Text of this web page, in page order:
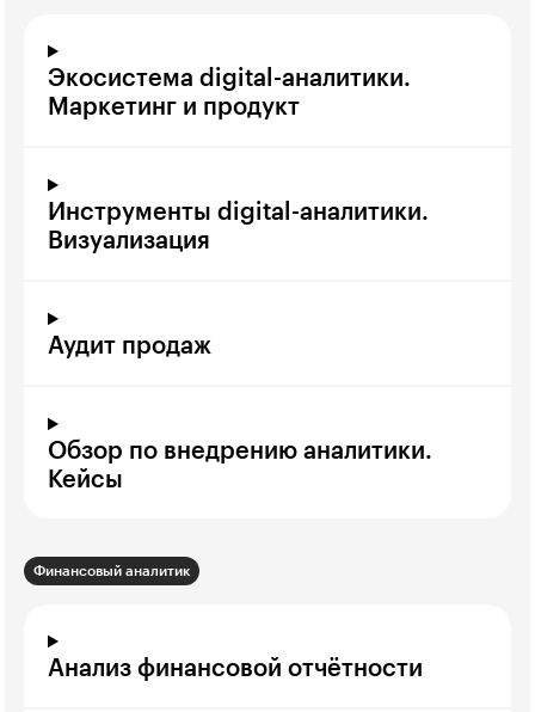
Экосистема digital-аналитики.
Маркетинг и продукт
Инструменты digital-аналитики.
Визуализация
Аудит продаж
Обзор по внедрению аналитики.
Кейсы
Финансовый аналитик
Анализ финансовой отчётности